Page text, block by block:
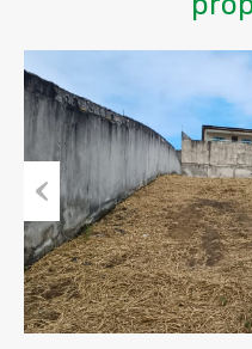
Previous